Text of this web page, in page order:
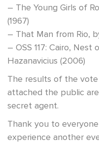
– The Young Girls of
(1967)
– That Man from Rio,
– OSS 117: Cairo, Nest
Hazanavicius (2006)
The results of the
attached the public
secret agent.
Thank you to
experience another